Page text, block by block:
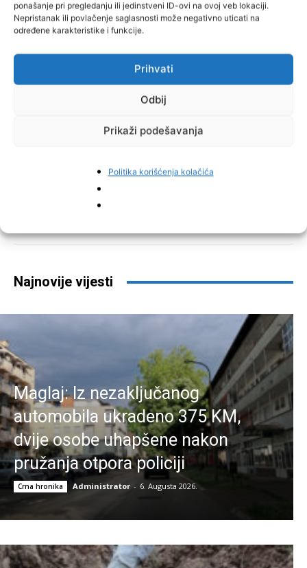
ponašanje pri pregledanju ili jedinstveni ID-ovi na ovoj veb lokaciji.
Nepristanak ili povlačenje saglasnosti može negativno uticati na
određene karakteristike i funkcije.
Prihvati
Odbij
Prikaži podešavanja
Politika korišćenja kolačića
Najnovije vijesti
Maglaj: Iz nezaključanog
automobila ukradeno 375 KM,
dvije osobe uhapšene nakon
pružanja otpora policiji
Crna hronika Administrator - 6. Augusta 2026.